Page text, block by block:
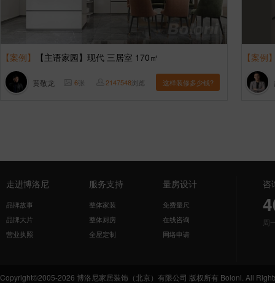
【案例】 【主语家园】现代 三居室 170㎡
黄敬龙 6张 2147548浏览 这样装修多少钱?
【案例
走进博洛尼
品牌故事
品牌大片
营业执照
服务支持
整体家装
整体厨房
全屋定制
量房设计
免费量尺
在线咨询
网络申请
咨
周
Copyright©2005-2026 博洛尼家居装饰（北京）有限公司 版权所有 Boloni. All